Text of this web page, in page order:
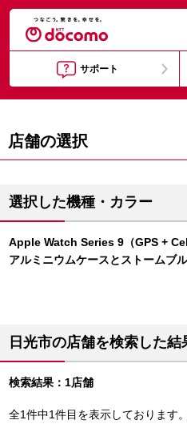
サポート
店舗の選択
選択した機種・カラー
Apple Watch Series 9（GPS +
アルミニウムケースとストームブ
日光市の店舗を検索した
検索結果：1店舗
全1件中1件目を表示しております